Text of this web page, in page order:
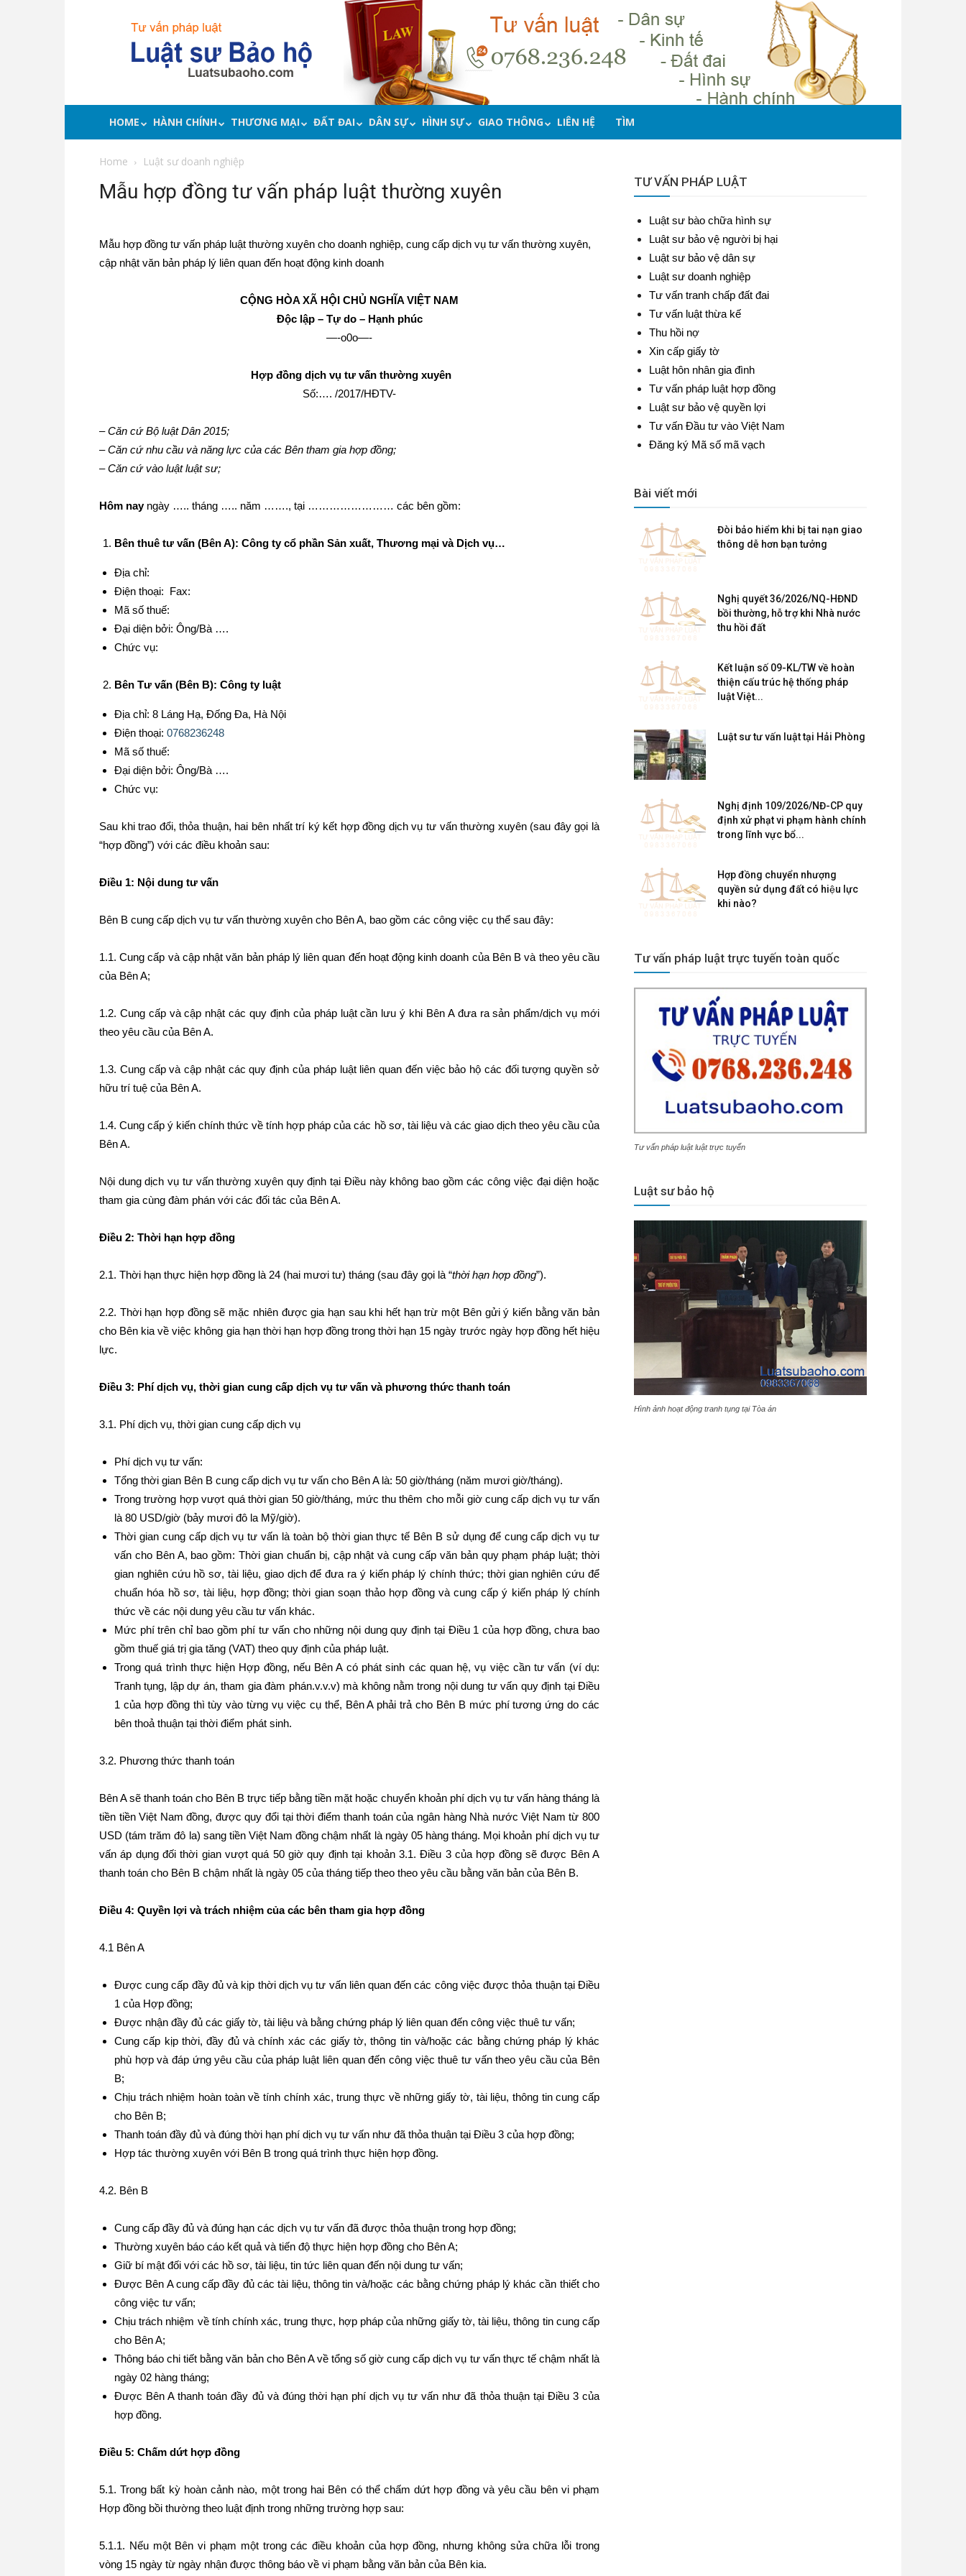
Luật
bảo
lợi,
tư
luật
HOME HÀNH CHÍNH THƯƠNG MẠI ĐẤT ĐAI DÂN SỰ HÌNH SỰ GIAO THÔNG LIÊN HỆ TÌM
Home Luật sư doanh nghiệp
Mẫu hợp đồng tư vấn pháp luật thường xuyên
Mẫu hợp đồng tư vấn pháp luật thường xuyên cho doanh nghiệp, cung cấp dịch vụ tư vấn thường xuyên,
cập nhật văn bản pháp lý liên quan đến hoạt động kinh doanh
CỘNG HÒA XÃ HỘI CHỦ NGHĨA VIỆT NAM
Độc lập – Tự do – Hạnh phúc
—-o0o—-
Hợp đồng dịch vụ tư vấn thường xuyên
Số:…. /2017/HĐTV-
– Căn cứ Bộ luật Dân 2015;
– Căn cứ nhu cầu và năng lực của các Bên tham gia hợp đồng;
– Căn cứ vào luật luật sư;
Hôm nayngày ….. tháng ….. năm ……., tại …………………… các bên gồm:
Bên thuê tư vấn (Bên A): Công ty cổ phần Sản xuất, Thương mại và Dịch vụ…
Địa chỉ:
Điện thoại: Fax:
Mã số thuế:
Đại diện bởi: Ông/Bà ….
Chức vụ:
Bên Tư vấn (Bên B): Công ty luật
Địa chỉ: 8 Láng Hạ, Đống Đa, Hà Nội
Điện thoại: 0768236248
Mã số thuế:
Đại diện bởi: Ông/Bà ….
Chức vụ:
Sau khi trao đổi, thỏa thuận, hai bên nhất trí ký kết hợp đồng dịch vụ tư vấn thường xuyên (sau đây gọi là
“hợp đồng”) với các điều khoản sau:
Điều 1: Nội dung tư vấn
Bên B cung cấp dịch vụ tư vấn thường xuyên cho Bên A, bao gồm các công việc cụ thể sau đây:
1.1. Cung cấp và cập nhật văn bản pháp lý liên quan đến hoạt động kinh doanh của Bên B và theo yêu cầu
của Bên A;
1.2. Cung cấp và cập nhật các quy định của pháp luật cần lưu ý khi Bên A đưa ra sản phẩm/dịch vụ mới
theo yêu cầu của Bên A.
1.3. Cung cấp và cập nhật các quy định của pháp luật liên quan đến việc bảo hộ các đối tượng quyền sở
hữu trí tuệ của Bên A.
1.4. Cung cấp ý kiến chính thức về tính hợp pháp của các hồ sơ, tài liệu và các giao dịch theo yêu cầu của
Bên A.
Nội dung dịch vụ tư vấn thường xuyên quy định tại Điều này không bao gồm các công việc đại diện hoặc
tham gia cùng đàm phán với các đối tác của Bên A.
Điều 2: Thời hạn hợp đồng
2.1. Thời hạn thực hiện hợp đồng là 24 (hai mươi tư) tháng (sau đây gọi là “thời hạn hợp đồng”).
2.2. Thời hạn hợp đồng sẽ mặc nhiên được gia hạn sau khi hết hạn trừ một Bên gửi ý kiến bằng văn bản
cho Bên kia về việc không gia hạn thời hạn hợp đồng trong thời hạn 15 ngày trước ngày hợp đồng hết hiệu
lực.
Điều 3: Phí dịch vụ, thời gian cung cấp dịch vụ tư vấn và phương thức thanh toán
3.1. Phí dịch vụ, thời gian cung cấp dịch vụ
Phí dịch vụ tư vấn:
Tổng thời gian Bên B cung cấp dịch vụ tư vấn cho Bên A là: 50 giờ/tháng (năm mươi giờ/tháng).
Trong trường hợp vượt quá thời gian 50 giờ/tháng, mức thu thêm cho mỗi giờ cung cấp dịch vụ tư vấn
là 80 USD/giờ (bảy mươi đô la Mỹ/giờ).
Thời gian cung cấp dịch vụ tư vấn là toàn bộ thời gian thực tế Bên B sử dụng để cung cấp dịch vụ tư
vấn cho Bên A, bao gồm: Thời gian chuẩn bị, cập nhật và cung cấp văn bản quy phạm pháp luật; thời
gian nghiên cứu hồ sơ, tài liệu, giao dịch để đưa ra ý kiến pháp lý chính thức; thời gian nghiên cứu để
chuẩn hóa hồ sơ, tài liệu, hợp đồng; thời gian soạn thảo hợp đồng và cung cấp ý kiến pháp lý chính
thức về các nội dung yêu cầu tư vấn khác.
Mức phí trên chỉ bao gồm phí tư vấn cho những nội dung quy định tại Điều 1 của hợp đồng, chưa bao
gồm thuế giá trị gia tăng (VAT) theo quy định của pháp luật.
Trong quá trình thực hiện Hợp đồng, nếu Bên A có phát sinh các quan hệ, vụ việc cần tư vấn (ví dụ:
Tranh tụng, lập dự án, tham gia đàm phán.v.v.v) mà không nằm trong nội dung tư vấn quy định tại Điều
1 của hợp đồng thì tùy vào từng vụ việc cụ thể, Bên A phải trả cho Bên B mức phí tương ứng do các
bên thoả thuận tại thời điểm phát sinh.
3.2. Phương thức thanh toán
Bên A sẽ thanh toán cho Bên B trực tiếp bằng tiền mặt hoặc chuyển khoản phí dịch vụ tư vấn hàng tháng là
tiền tiền Việt Nam đồng, được quy đổi tại thời điểm thanh toán của ngân hàng Nhà nước Việt Nam từ 800
USD (tám trăm đô la) sang tiền Việt Nam đồng chậm nhất là ngày 05 hàng tháng. Mọi khoản phí dịch vụ tư
vấn áp dụng đối thời gian vượt quá 50 giờ quy định tại khoản 3.1. Điều 3 của hợp đồng sẽ được Bên A
thanh toán cho Bên B chậm nhất là ngày 05 của tháng tiếp theo theo yêu cầu bằng văn bản của Bên B.
Điều 4: Quyền lợi và trách nhiệm của các bên tham gia hợp đồng
4.1 Bên A
Được cung cấp đầy đủ và kịp thời dịch vụ tư vấn liên quan đến các công việc được thỏa thuận tại Điều
1 của Hợp đồng;
Được nhận đầy đủ các giấy tờ, tài liệu và bằng chứng pháp lý liên quan đến công việc thuê tư vấn;
Cung cấp kịp thời, đầy đủ và chính xác các giấy tờ, thông tin và/hoặc các bằng chứng pháp lý khác
phù hợp và đáp ứng yêu cầu của pháp luật liên quan đến công việc thuê tư vấn theo yêu cầu của Bên
B;
Chịu trách nhiệm hoàn toàn về tính chính xác, trung thực về những giấy tờ, tài liệu, thông tin cung cấp
cho Bên B;
Thanh toán đầy đủ và đúng thời hạn phí dịch vụ tư vấn như đã thỏa thuận tại Điều 3 của hợp đồng;
Hợp tác thường xuyên với Bên B trong quá trình thực hiện hợp đồng.
4.2. Bên B
Cung cấp đầy đủ và đúng hạn các dịch vụ tư vấn đã được thỏa thuận trong hợp đồng;
Thường xuyên báo cáo kết quả và tiến độ thực hiện hợp đồng cho Bên A;
Giữ bí mật đối với các hồ sơ, tài liệu, tin tức liên quan đến nội dung tư vấn;
Được Bên A cung cấp đầy đủ các tài liệu, thông tin và/hoặc các bằng chứng pháp lý khác cần thiết cho
công việc tư vấn;
Chịu trách nhiệm về tính chính xác, trung thực, hợp pháp của những giấy tờ, tài liệu, thông tin cung cấp
cho Bên A;
Thông báo chi tiết bằng văn bản cho Bên A về tổng số giờ cung cấp dịch vụ tư vấn thực tế chậm nhất là
ngày 02 hàng tháng;
Được Bên A thanh toán đầy đủ và đúng thời hạn phí dịch vụ tư vấn như đã thỏa thuận tại Điều 3 của
hợp đồng.
Điều 5: Chấm dứt hợp đồng
5.1. Trong bất kỳ hoàn cảnh nào, một trong hai Bên có thể chấm dứt hợp đồng và yêu cầu bên vi phạm
Hợp đồng bồi thường theo luật định trong những trường hợp sau:
5.1.1. Nếu một Bên vi phạm một trong các điều khoản của hợp đồng, nhưng không sửa chữa lỗi trong
vòng 15 ngày từ ngày nhận được thông báo về vi phạm bằng văn bản của Bên kia.
TƯ VẤN PHÁP LUẬT
Luật sư bào chữa hình sự
Luật sư bảo vệ người bị hại
Luật sư bảo vệ dân sự
Luật sư doanh nghiệp
Tư vấn tranh chấp đất đai
Tư vấn luật thừa kế
Thu hồi nợ
Xin cấp giấy tờ
Luật hôn nhân gia đình
Tư vấn pháp luật hợp đồng
Luật sư bảo vệ quyền lợi
Tư vấn Đầu tư vào Việt Nam
Đăng ký Mã số mã vạch
Bài viết mới
Đòi bảo hiểm khi bị tai nạn giao
thông dễ hơn bạn tưởng
Nghị quyết 36/2026/NQ-HĐND
bồi thường, hỗ trợ khi Nhà nước
thu hồi đất
Kết luận số 09-KL/TW về hoàn
thiện cấu trúc hệ thống pháp
luật Việt...
Luật sư tư vấn luật tại Hải Phòng
Nghị định 109/2026/NĐ-CP quy
định xử phạt vi phạm hành chính
trong lĩnh vực bổ...
Hợp đồng chuyển nhượng
quyền sử dụng đất có hiệu lực
khi nào?
Tư vấn pháp luật trực tuyến toàn quốc
Tư vấn pháp luật luật trực tuyến
Luật sư bảo hộ
Hình ảnh hoạt động tranh tụng tại Tòa án